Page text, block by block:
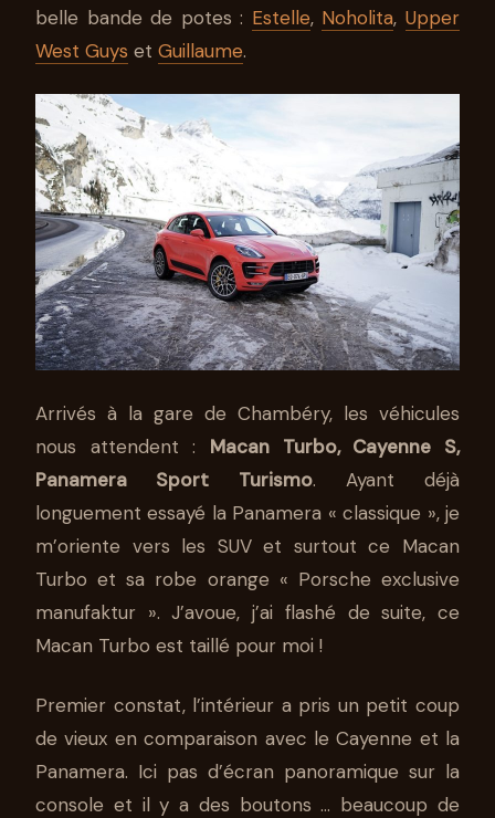
belle bande de potes : Estelle, Noholita,Upper
West Guys et Guillaume.
Arrivés à la gare de Chambéry, les véhicules
nous attendent : Macan Turbo, Cayenne S,
Panamera Sport Turismo. Ayant déjà
longuement essayé la Panamera « classique », je
m’oriente vers les SUV et surtout ce Macan
Turbo et sa robe orange « Porsche exclusive
manufaktur ». J’avoue, j’ai flashé de suite, ce
Macan Turbo est taillé pour moi !
Premier constat, l’intérieur a pris un petit coup
de vieux en comparaison avec le Cayenne et la
Panamera. Ici pas d’écran panoramique sur la
console et il y a des boutons … beaucoup de